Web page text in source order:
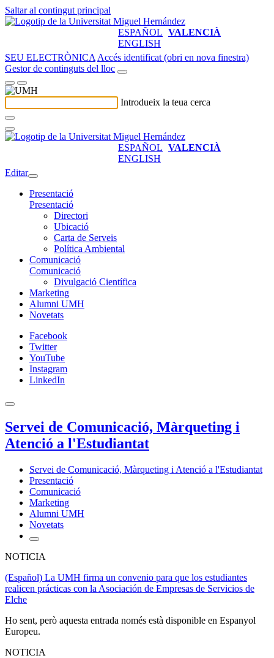
Saltar al contingut principal
ESPAÑOL VALENCIÀ
ENGLISH
SEU ELECTRÒNICA Accés identificat (obri en nova finestra)
Gestor de continguts del lloc
Introdueix la teua cerca
ESPAÑOL VALENCIÀ
ENGLISH
Editar
Presentació
Presentació
Directori
Ubicació
Carta de Serveis
Política Ambiental
Comunicació
Comunicació
Divulgació Científica
Marketing
Alumni UMH
Novetats
Facebook
Twitter
YouTube
Instagram
LinkedIn
Servei de Comunicació, Màrqueting i
Atenció a l'Estudiantat
Servei de Comunicació, Màrqueting i Atenció a l'Estudiantat
Presentació
Comunicació
Marketing
Alumni UMH
Novetats
NOTICIA
(Español) La UMH firma un convenio para que los estudiantes
realicen prácticas con la Asociación de Empresas de Servicios de
Elche
Ho sent, però aquesta entrada només està disponible en Espanyol
Europeu.
NOTICIA